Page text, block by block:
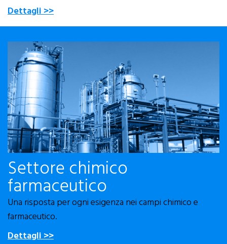
Dettagli >>
Settore chimico
farmaceutico
Una risposta per ogni esigenza nei campi chimico e
farmaceutico.
Dettagli >>